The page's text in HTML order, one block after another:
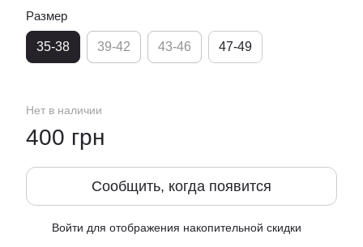
Размер
35-38 39-42 43-46 47-49
Нет в наличии
400 грн
Сообщить, когда появится
Войти для отображения накопительной скидки